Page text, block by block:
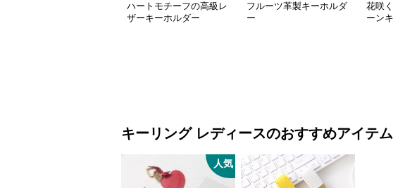
ハートモチーフの高級レ
ザーキーホルダー
フルーツ革製キーホルダ
ー
花咲
ーン
キーリング レディースのおすすめアイテム
人気